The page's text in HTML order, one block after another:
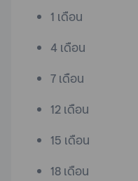
1 เดือน
4 เดือน
7 เดือน
12 เดือน
15 เดือน
18 เดือน